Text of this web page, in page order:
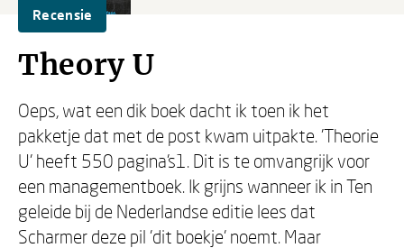
Recensie
Theory U
Oeps, wat een dik boek dacht ik toen ik het
pakketje dat met de post kwam uitpakte. 'Theorie
U' heeft 550 pagina's1. Dit is te omvangrijk voor
een managementboek. Ik grijns wanneer ik in Ten
geleide bij de Nederlandse editie lees dat
Scharmer deze pil 'dit boekje' noemt. Maar